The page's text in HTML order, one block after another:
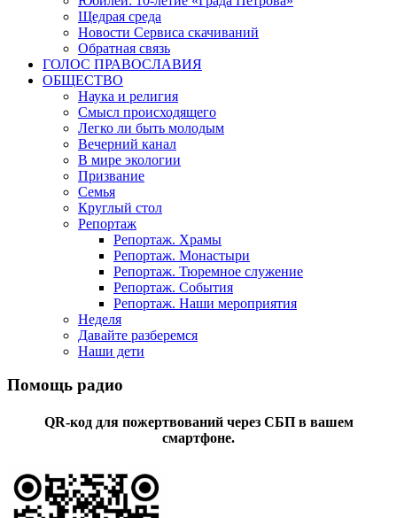
Щедрая среда
Новости Сервиса скачиваний
Обратная связь
ГОЛОС ПРАВОСЛАВИЯ
ОБЩЕСТВО
Наука и религия
Смысл происходящего
Легко ли быть молодым
Вечерний канал
В мире экологии
Призвание
Семья
Круглый стол
Репортаж
Репортаж. Храмы
Репортаж. Монастыри
Репортаж. Тюремное служение
Репортаж. События
Репортаж. Наши мероприятия
Неделя
Давайте разберемся
Наши дети
Помощь радио
QR-код для пожертвований через СБП в вашем
смартфоне.